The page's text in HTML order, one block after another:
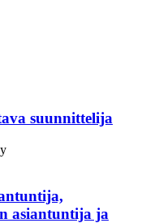
suunnittelija
asiantuntija ja